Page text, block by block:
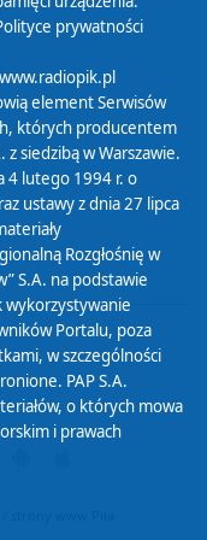
prywatności
element Serwisów
których producentem
z siedzibą w Warszawie.
4 lutego 1994 r. o
ustawy z dnia 27 lipca
Rozgłośnię w
S.A. na podstawie
wykorzystywanie
Portalu, poza
w szczególności
PAP S.A.
o których mowa
i prawach